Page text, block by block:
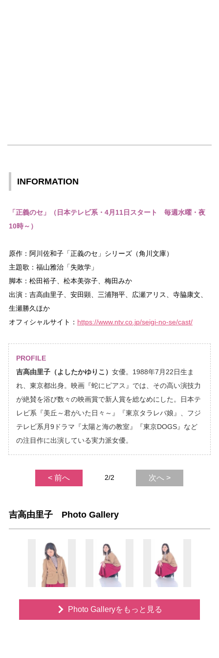
INFORMATION
「正義のセ」（日本テレビ系・4月11日スタート 毎週水曜・夜
10時～）
原作：阿川佐和子「正義のセ」シリーズ（角川文庫）
主題歌：福山雅治「失敗学」
脚本：松田裕子、松本美弥子、梅田みか
出演：吉高由里子、安田顕、三浦翔平、広瀬アリス、寺脇康文、
生瀬勝久ほか
オフィシャルサイト： https://www.ntv.co.jp/seigi-no-se/cast/
PROFILE
吉高由里子（よしたかゆりこ） 女優。1988年7月22日生ま
れ、東京都出身。映画『蛇にピアス』では、その高い演技力
が絶賛を浴び数々の映画賞で新人賞を総なめにした。日本テ
レビ系『美丘～君がいた日々～』『東京タラレバ娘』、フジ
テレビ系月9ドラマ『太陽と海の教室』『東京DOGS』など
の注目作に出演している実力派女優。
< 前へ 2/2 次へ >
吉高由里子 Photo Gallery
Photo Galleryをもっと見る